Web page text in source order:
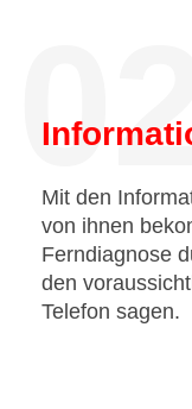
Mit den
von ihnen
Ferndiagnose
den
Telefon sagen.